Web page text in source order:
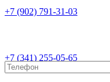
+7 (902) 791-31-03
+7 (341) 255-05-65